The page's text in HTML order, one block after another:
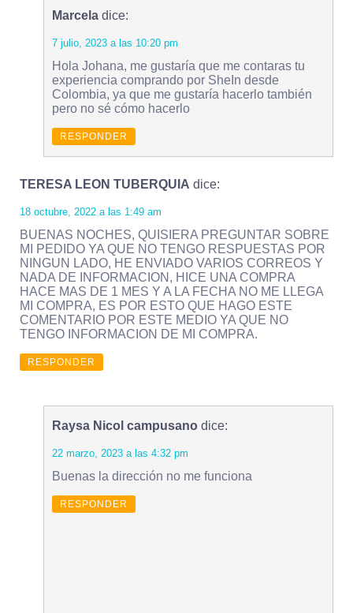
Marcela dice:
7 julio, 2023 a las 10:20 pm
Hola Johana, me gustaría que me contaras tu
experiencia comprando por SheIn desde
Colombia, ya que me gustaría hacerlo también
pero no sé cómo hacerlo
RESPONDER
TERESA LEON TUBERQUIA dice:
18 octubre, 2022 a las 1:49 am
BUENAS NOCHES, QUISIERA PREGUNTAR SOBRE
MI PEDIDO YA QUE NO TENGO RESPUESTAS POR
NINGUN LADO, HE ENVIADO VARIOS CORREOS Y
NADA DE INFORMACION, HICE UNA COMPRA
HACE MAS DE 1 MES Y A LA FECHA NO ME LLEGA
MI COMPRA, ES POR ESTO QUE HAGO ESTE
COMENTARIO POR ESTE MEDIO YA QUE NO
TENGO INFORMACION DE MI COMPRA.
RESPONDER
Raysa Nicol campusano dice:
22 marzo, 2023 a las 4:32 pm
Buenas la dirección no me funciona
RESPONDER